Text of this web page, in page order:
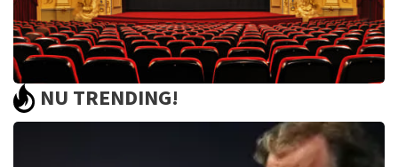
Saturday Night Fever
NU TRENDING!